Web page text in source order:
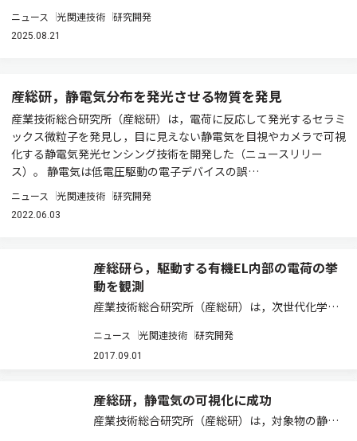
ニュース 光関連技術 研究開発
2025.08.21
産総研，静電気分布を発光させる物質を発見
産業技術総合研究所（産総研）は，電荷に反応して発光するセラミ
ックス微粒子を発見し，目に見えない静電気を目視やカメラで可視
化する静電気発光センシング技術を開発した（ニュースリリー
ス）。 静電気は低電圧駆動の電子デバイスの誤…
ニュース 光関連技術 研究開発
2022.06.03
産総研ら，駆動する有機EL内部の電荷の挙
動を観測
産業技術総合研究所（産総研）は，次世代化学材
駆動時の内部の電荷の挙動を，分子レベルで非破
壊計測できる新たなオペランド計測技術を開発し
ニュース 光関連技術 研究開発
2017.09.01
産総研，静電気の可視化に成功
産業技術総合研究所（産総研）は，対象物の静電